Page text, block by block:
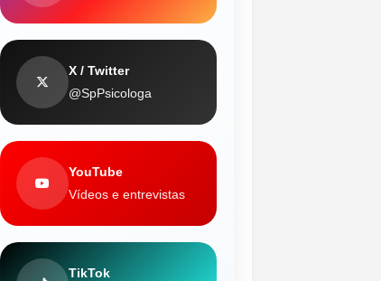
X / Twitter
@SpPsicologa
YouTube
Vídeos e entrevistas
TikTok